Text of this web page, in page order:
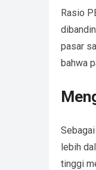
Rasio
pasar
bahwa
Sebagai
lebih
tinggi